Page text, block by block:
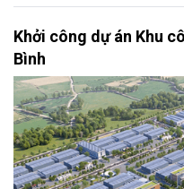
Khởi công dự án Khu
Bình